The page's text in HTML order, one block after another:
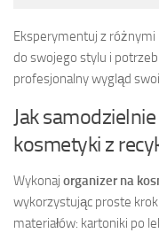
Eksperymentuj z różnymi
do swojego stylu i
profesjonalny wygląd
Jak
kosmetyki z
Wykonaj organizer na
wykorzystując proste
materiałów: kartoniki po